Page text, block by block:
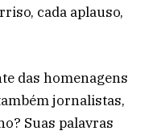
cada aplauso,
das homenagens
jornalistas,
Suas palavras